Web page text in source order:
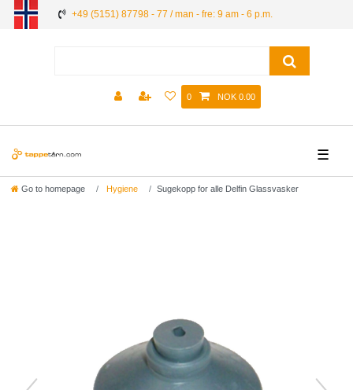
+49 (5151) 87798 - 77 / man - fre: 9 am - 6 p.m.
0 NOK 0.00
☰
Go to homepage Hygiene Sugekopp for alle Delfin Glassvasker